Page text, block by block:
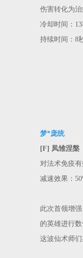
伤害转化为
冷却时间：
持续时间：8
梦*庞统
[F] 凤雏涅槃
对法术免疫
减速效果：
此次首领增
的英雄进行
这波仙术师